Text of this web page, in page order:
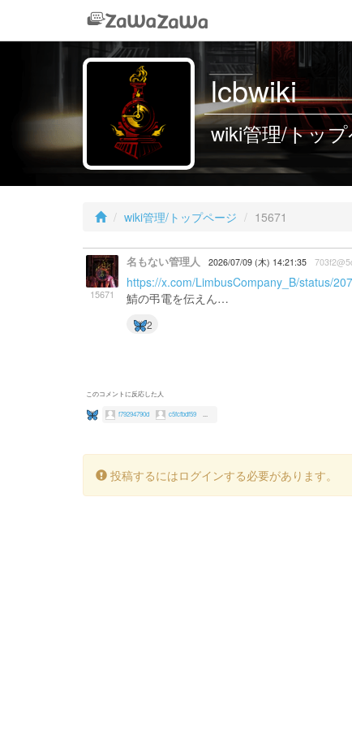
lcbwiki
wiki管理/トッ
wiki管理/トップページ 15671
15671
名もない管理人 2026/07/09 (木) 14:21:35
https://x.com/LimbusCompany_B/status/
鯖の弔電を伝えん…
2
このコメントに反応した人
f79294790d c5fcfbdf59
投稿するにはログインする必要があります。